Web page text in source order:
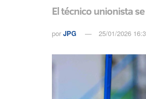
El técnico unionista
por JPG 25/01/2026